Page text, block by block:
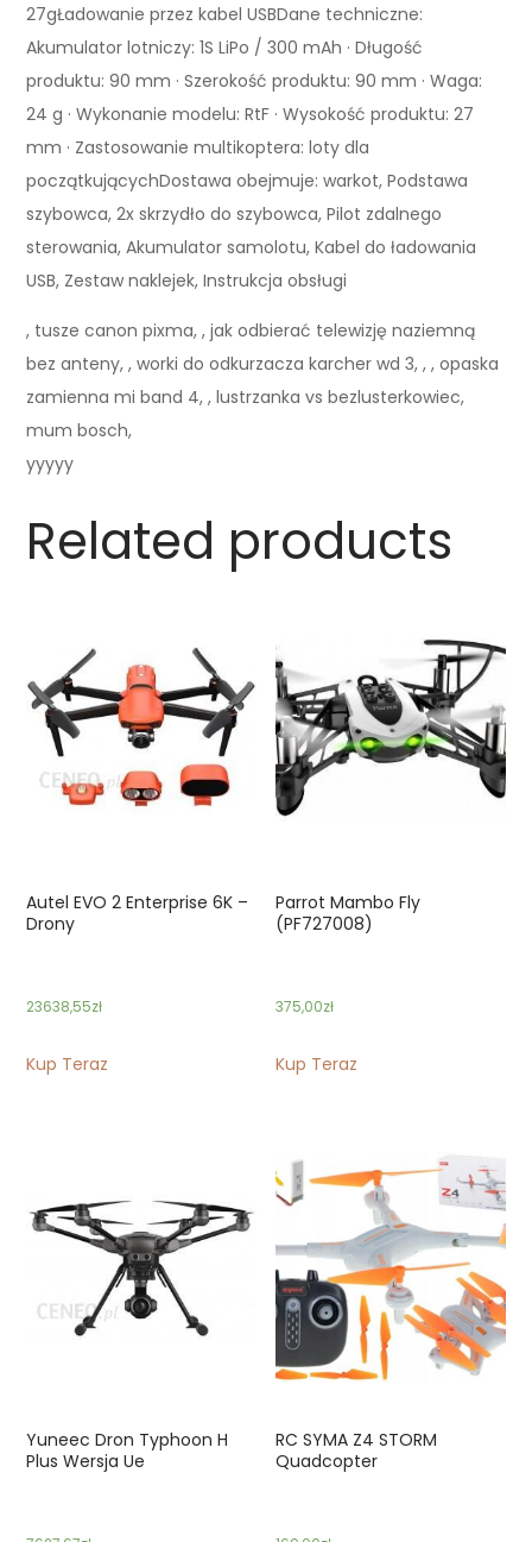
27gŁadowanie przez kabel USBDane techniczne:
Akumulator lotniczy: 1S LiPo / 300 mAh · Długość
produktu: 90 mm · Szerokość produktu: 90 mm · Waga:
24 g · Wykonanie modelu: RtF · Wysokość produktu: 27
mm · Zastosowanie multikoptera: loty dla
początkującychDostawa obejmuje: warkot, Podstawa
szybowca, 2x skrzydło do szybowca, Pilot zdalnego
sterowania, Akumulator samolotu, Kabel do ładowania
USB, Zestaw naklejek, Instrukcja obsługi
, tusze canon pixma, , jak odbierać telewizję naziemną
bez anteny, , worki do odkurzacza karcher wd 3, , , opaska
zamienna mi band 4, , lustrzanka vs bezlusterkowiec,
mum bosch,
yyyyy
Related products
Autel EVO 2 Enterprise 6K –
Drony
23638,55zł
Kup Teraz
Parrot Mambo Fly
(PF727008)
375,00zł
Kup Teraz
Yuneec Dron Typhoon H
Plus Wersja Ue
RC SYMA Z4 STORM
Quadcopter